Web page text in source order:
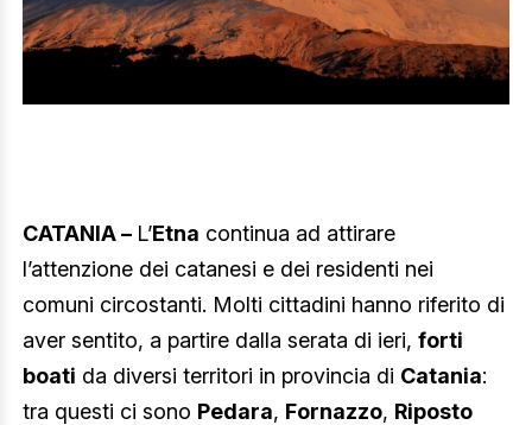
CATANIA – L’Etna continua ad attirare
l’attenzione dei catanesi e dei residenti nei
comuni circostanti. Molti cittadini hanno riferito di
aver sentito, a partire dalla serata di ieri, forti
boati da diversi territori in provincia di Catania:
tra questi ci sono Pedara, Fornazzo, Riposto